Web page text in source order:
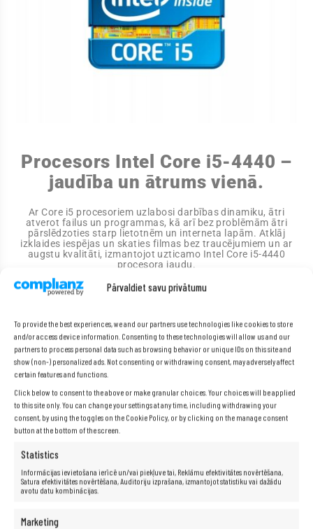
Pārvaldiet savu privātumu
To provide the best experiences, we and our partners use technologies like cookies to store
and/or access device information. Consenting to these technologies will allow us and our
partners to process personal data such as browsing behavior or unique IDs on this site and
show (non-) personalized ads. Not consenting or withdrawing consent, may adversely affect
certain features and functions.
Click below to consent to the above or make granular choices. Your choices will be applied
to this site only. You can change your settings at any time, including withdrawing your
consent, by using the toggles on the Cookie Policy, or by clicking on the manage consent
button at the bottom of the screen.
Statistics
Informācijas ievietošana ierīcē un/vai piekļuve tai, Reklāmu efektivitātes novērtēšana,
Satura efektivitātes novērtēšana, Auditoriju izprašana, izmantojot statistiku vai dažādu
avotu datu kombinācijas.
Marketing
Procesors Intel Core i5-4440 –
jaudība un ātrums vienā.
Ar Core i5 procesoriem uzlabosi darbības dinamiku, ātri
atverot failus un programmas, kā arī bez problēmām ātri
pārslēdzoties starp lietotnēm un interneta lapām. Atklāj
izklaides iespējas un skaties filmas bez traucējumiem un ar
augstu kvalitāti, izmantojot uzticamo Intel Core i5-4440
procesora jaudu.
Specifikācija
Ražotājs: Fujitsu
Procesors:Intel® Core™ i5-4440 (6 MB kešatmiņa, līdz 3,30
GHz)
4 GB
Skaņas karte:Integrēta HD audio
Sakari:
LAN 10/100/1000
I/O porti: